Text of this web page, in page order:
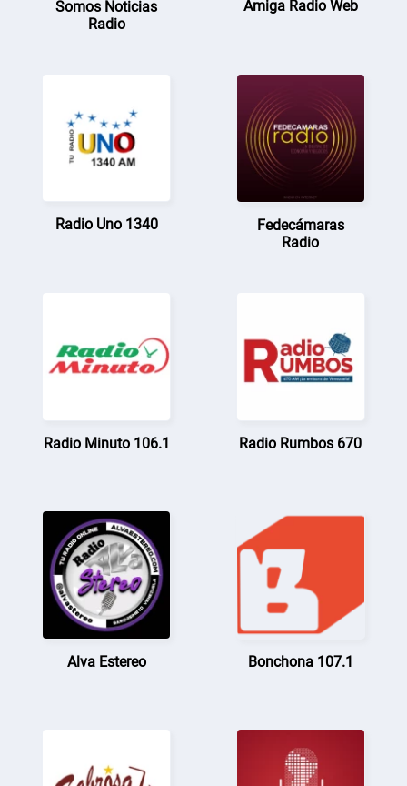
Somos Noticias
Radio
Amiga Radio Web
Radio Uno 1340
Fedecámaras
Radio
Radio Minuto 106.1 Radio Rumbos 670
Alva Estereo Bonchona 107.1